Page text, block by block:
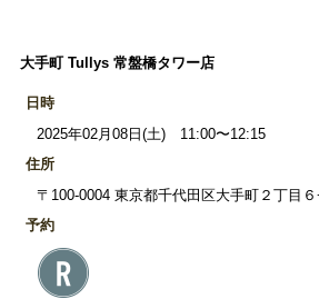
大手町 Tullys 常盤橋タワー店
日時
2025年02月08日(土) 11:00〜12:15
住所
〒100-0004 東京都千代田区大手町２丁目
予約